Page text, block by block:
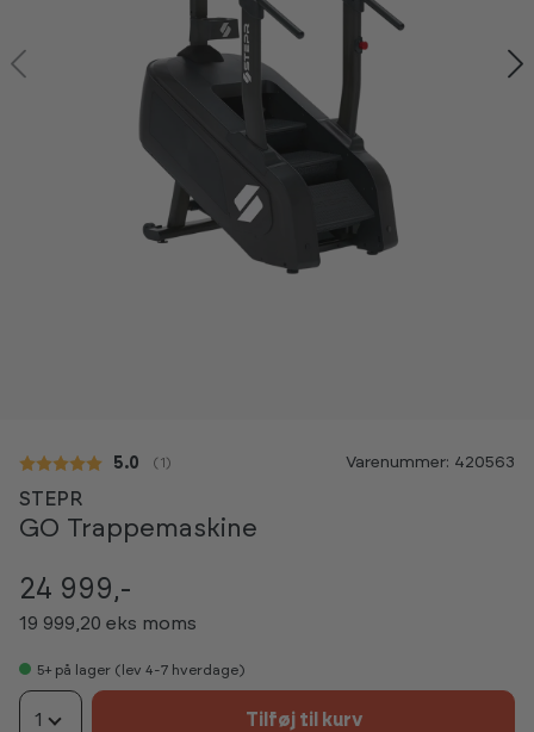
Gennemsnitlig vurdering:
5.0 ( stemmer:
1 ) Varenummer: 420563
STEPR
GO Trappemaskine
24 999,-
19 999,20 eks moms
5+ på lager (lev 4-7 hverdage)
1 Tilføj til kurv